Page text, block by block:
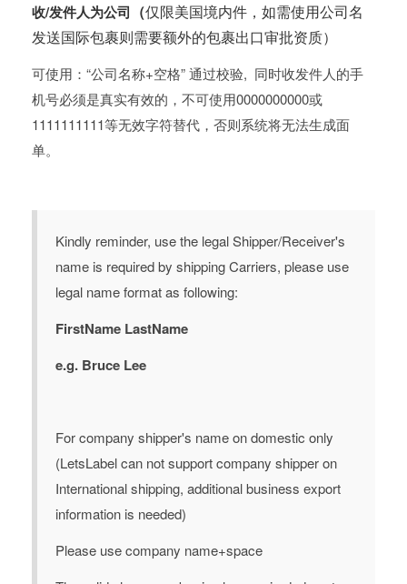
收/发件人为公司 （仅限美国境内件，如需使用公司名
发送国际包裹则需要额外的包裹出口审批资质）
可使用：“公司名称+空格” 通过校验, 同时收发件人的手
机号必须是真实有效的，不可使用0000000000或
1111111111等无效字符替代，否则系统将无法生成面
单。
Kindly reminder, use the legal Shipper/Receiver's
name is required by shipping Carriers, please use
legal name format as following:
FirstName LastName
e.g. Bruce Lee
For company shipper's name on domestic only
(LetsLabel can not support company shipper on
International shipping, additional business export
information is needed)
Please use company name+space